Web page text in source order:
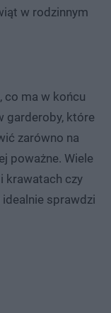
w rodzinnym
co ma w końcu
garderoby, które
zarówno na
poważne. Wiele
krawatach czy
sprawdzi